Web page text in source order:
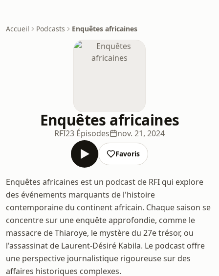
Accueil Podcasts Enquêtes africaines
Enquêtes africaines
RFI23 Épisodes nov. 21, 2024
Favoris
Enquêtes africaines est un podcast de RFI qui explore
des événements marquants de l'histoire
contemporaine du continent africain. Chaque saison se
concentre sur une enquête approfondie, comme le
massacre de Thiaroye, le mystère du 27e trésor, ou
l'assassinat de Laurent-Désiré Kabila. Le podcast offre
une perspective journalistique rigoureuse sur des
affaires historiques complexes.